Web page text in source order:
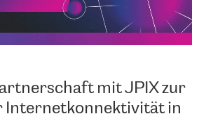
mit JPIX zur
Internetkonnektivität in